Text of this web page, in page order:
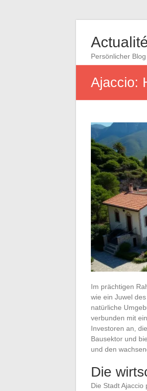
Persönlicher Blog
Ajaccio:
Im prächtigen
wie ein Juwel
natürliche
verbunden mit
Investoren an,
Bausektor und
und den
Die
Die Stadt